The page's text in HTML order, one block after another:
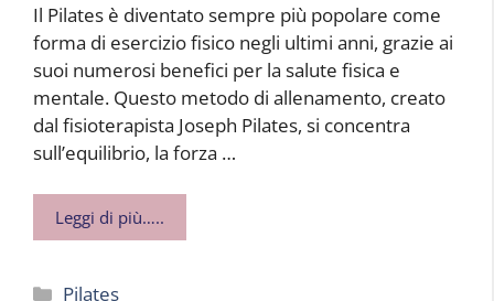
Il Pilates è diventato sempre più popolare come
forma di esercizio fisico negli ultimi anni, grazie ai
suoi numerosi benefici per la salute fisica e
mentale. Questo metodo di allenamento, creato
dal fisioterapista Joseph Pilates, si concentra
sull’equilibrio, la forza …
Leggi di più…..
Categorie
Pilates